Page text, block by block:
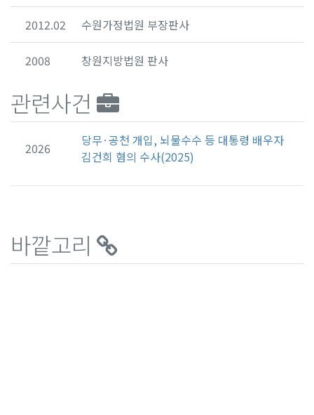
2012.02 수원가정법원 부장판사
2008 창원지방법원 판사
관련사건
2026
당무·공천 개입, 뇌물수수 등 대통령 배우자
김건희 혐의 수사(2025)
바깥고리